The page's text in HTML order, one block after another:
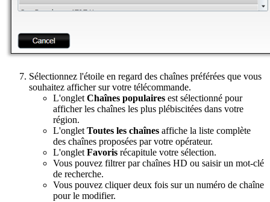
Sélectionnez l'étoile en regard des chaînes préférées que vous
souhaitez afficher sur votre télécommande.
L'onglet Chaînes populaires est sélectionné pour
afficher les chaînes les plus plébiscitées dans votre
région.
L'onglet Toutes les chaînes affiche la liste complète
des chaînes proposées par votre opérateur.
L'onglet Favoris récapitule votre sélection.
Vous pouvez filtrer par chaînes HD ou saisir un mot-clé
de recherche.
Vous pouvez cliquer deux fois sur un numéro de chaîne
pour le modifier.